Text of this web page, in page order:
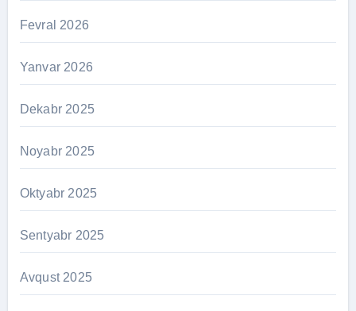
Fevral 2026
Yanvar 2026
Dekabr 2025
Noyabr 2025
Oktyabr 2025
Sentyabr 2025
Avqust 2025